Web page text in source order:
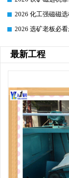
2026 化工强磁磁
2026 选矿老板必
最新工程